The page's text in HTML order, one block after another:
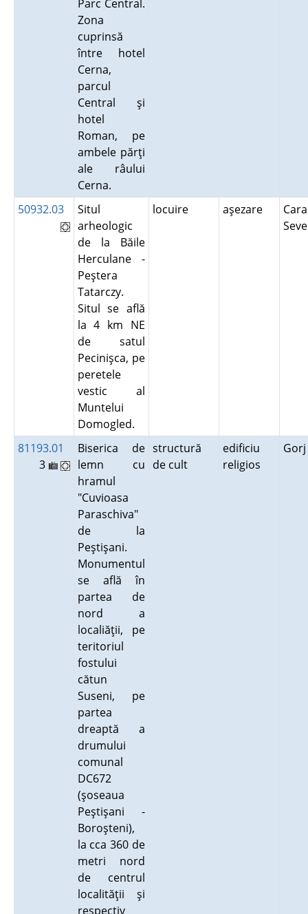
Parc Central.
Zona
cuprinsă
între hotel
Cerna,
parcul
Central şi
hotel
Roman, pe
ambele părţi
ale râului
Cerna.
50932.03
Situl
arheologic
de la Băile
Herculane -
Peştera
Tatarczy.
Situl se află
la 4 km NE
de satul
Pecinişca, pe
peretele
vestic al
Muntelui
Domogled.
locuire aşezare
81193.01
3
Biserica de
lemn cu
hramul
"Cuvioasa
Paraschiva"
de la
Peştişani.
Monumentul
se află în
partea de
nord a
localiăţii, pe
teritoriul
fostului
cătun
Suseni, pe
partea
dreaptă a
drumului
comunal
DC672
(şoseaua
Peştişani -
Boroşteni),
la cca 360 de
metri nord
de centrul
localităţii şi
respectiv
structură
de cult
edificiu
religios